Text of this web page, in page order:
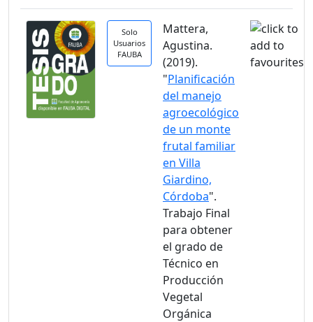
Solo
Usuarios
FAUBA
Mattera,
Agustina.
(2019).
"Planificación
del manejo
agroecológico
de un monte
frutal familiar
en Villa
Giardino,
Córdoba".
Trabajo Final
para obtener
el grado de
Técnico en
Producción
Vegetal
Orgánica